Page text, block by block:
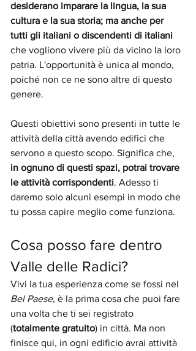
desiderano imparare la lingua, la sua
cultura e la sua storia; ma anche per
tutti gli italiani o discendenti di italiani
che vogliono vivere più da vicino la loro
patria. L'opportunità è unica al mondo,
poiché non ce ne sono altre di questo
genere.
Questi obiettivi sono presenti in tutte le
attività della città avendo edifici che
servono a questo scopo. Significa che,
in ognuno di questi spazi, potrai trovare
le attività corrispondenti. Adesso ti
daremo solo alcuni esempi in modo che
tu possa capire meglio come funziona.
Cosa posso fare dentro
Valle delle Radici?
Vivi la tua esperienza come se fossi nel
Bel Paese, è la prima cosa che puoi fare
una volta che ti sei registrato
(totalmente gratuito) in città. Ma non
finisce qui, in ogni edificio avrai attività